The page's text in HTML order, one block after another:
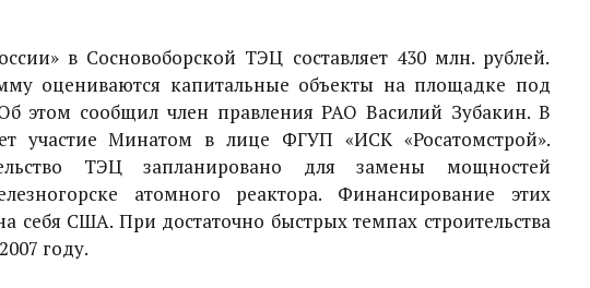
в Сосновоборской ТЭЦ составляет 430 млн. рублей.
оцениваются капитальные объекты на площадке под
этом сообщил член правления РАО Василий Зубакин. В
участие Минатом в лице ФГУП «ИСК «Росатомстрой».
ТЭЦ запланировано для замены мощностей
атомного реактора. Финансирование этих
себя США. При достаточно быстрых темпах строительства
году.